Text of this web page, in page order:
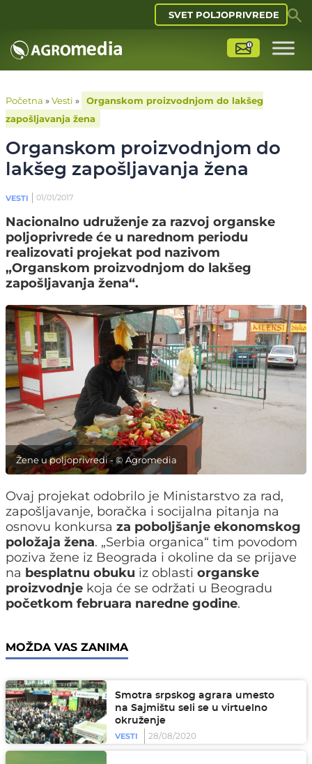
SVET POLJOPRIVREDE
Početna »Vesti »
Organskom proizvodnjom do lakšeg
zapošljavanja žena
Organskom proizvodnjom do
lakšeg zapošljavanja žena
VESTI 01/01/2017
Nacionalno udruženje za razvoj organske
poljoprivrede će u narednom periodu
realizovati projekat pod nazivom
„Organskom proizvodnjom do lakšeg
zapošljavanja žena“.
Žene u poljoprivredi - © Agromedia
Ovaj projekat odobrilo je Ministarstvo za rad,
zapošljavanje, boračka i socijalna pitanja na
osnovu konkursa za poboljšanje ekonomskog
položaja žena. „Serbia organica“ tim povodom
poziva žene iz Beograda i okoline da se prijave
na besplatnu obuku iz oblasti organske
proizvodnje koja će se održati u Beogradu
početkom februara naredne godine.
MOŽDA VAS ZANIMA
Smotra srpskog agrara umesto
na Sajmištu seli se u virtuelno
okruženje
VESTI
28/08/2020